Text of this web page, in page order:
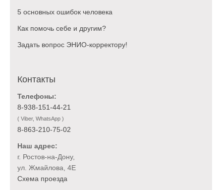
5 основных ошибок человека
Как помочь себе и другим?
Задать вопрос ЭНИО-корректору!
Контакты
Телефоны:
8-938-151-44-21
( Viber, WhatsApp )
8-863-210-75-02
Наш адрес:
г. Ростов-на-Дону,
ул. Жмайлова, 4Е
Схема проезда